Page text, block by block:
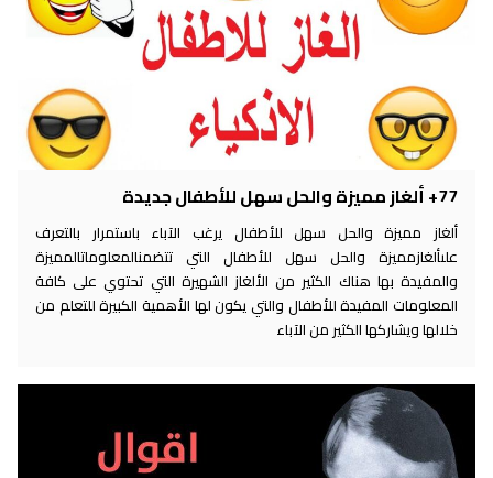
77+ ألغاز مميزة والحل سهل للأطفال جديدة
ألغاز مميزة والحل سهل للأطفال يرغب الآباء باستمرار بالتعرف
علىألغازمميزة والحل سهل للأطفال التي تتضمنالمعلوماتالمميزة
والمفيدة بها هناك الكثير من الألغاز الشهيرة التي تحتوي على كافة
المعلومات المفيدة للأطفال والتي يكون لها الأهمية الكبيرة للتعلم من
خلالها ويشاركها الكثير من الآباء